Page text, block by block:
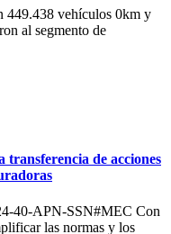
449.438 vehículos 0km y
al segmento de
de acciones
40-APN-SSN#MEC Con
las normas y los